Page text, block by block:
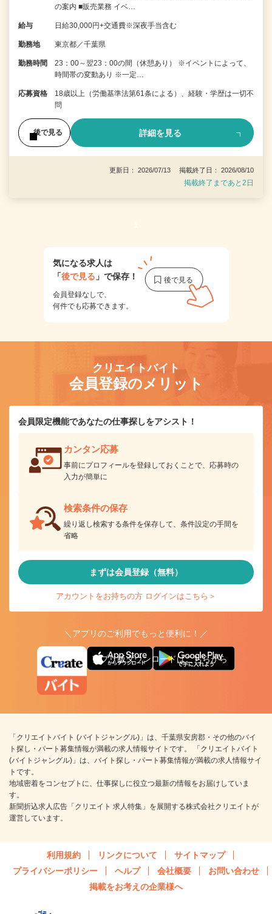
の案内 ■販売業務 イベ…
給与 日給30,000円+交通費※深夜手当含む
勤務地 東京都／千葉県
勤務時間
23：00～翌23：00の間（休憩あり） ※イベントによって、
時間帯の変動あり ※一定…
応募資格
18歳以上（労働基準法第61条による）、経験・学歴は一切不
問
後で見る 詳細を見る
更新日： 2026/07/13 掲載終了日： 2026/08/10
掲載終了まであと2日
1
気になる求人は
「後で見る 」で保存！
会員登録なしで、
何件でも応募できます。
クリエイトバイト
会員登録のメリット
会員限定機能であなたの仕事探しをアシスト！
カンタン応募
事前にプロフィールを登録しておくことで、応募時の
入力が簡単に
検索条件の保存
繰り返し検索する条件を保存して、条件設定の手間を
省略
まずは会員登録（無料）
アカウントをお持ちの方 ログインはこちら＞
＼アプリのご利用でもっと便利に！／
アプリ版ダウンロードはこちらから
「クリエイトバイト (バイトジャングル)」は、千葉県安房郡・その他のバイ
ト探し・パート募集情報が満載の求人情報サイトです。 「クリエイトバイト
(バイトジャングル)」は、バイト探し・パート募集情報が満載の求人情報サイ
トです。
地域密着をコンセプトに、仕事探しに役立つ最新の情報をお届けしていま
す。
新聞折込求人広告「クリエイト 求人特集」を展開する株式会社クリエイトが
運営しています。
利用規約 リンクについて
サイトマップ
プライバシーポリシー
ヘルプ 会社概要
お問い合わせ
掲載をお考えの企業様へ